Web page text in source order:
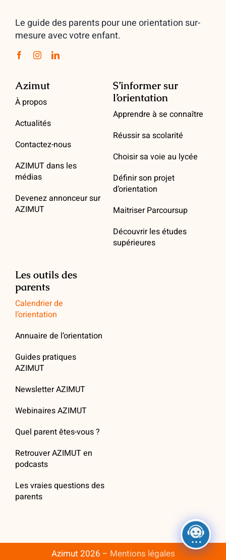
Le guide des parents pour une orientation sur-
mesure avec votre enfant.
Azimut
À propos
Actualités
Contactez-nous
AZIMUT dans les
médias
Devenez annonceur sur
AZIMUT
S’informer sur
l’orientation
Apprendre à se connaître
Réussir sa scolarité
Choisir sa voie au lycée
Définir son projet
d’orientation
Maitriser Parcoursup
Découvrir les études
supérieures
Les outils des
parents
Calendrier de
l’orientation
Annuaire de l’orientation
Guides pratiques
AZIMUT
Newsletter AZIMUT
Webinaires AZIMUT
Quel parent êtes-vous ?
Retrouver AZIMUT en
podcasts
Les vraies questions des
parents
Azimut 2026 – Mentions légales